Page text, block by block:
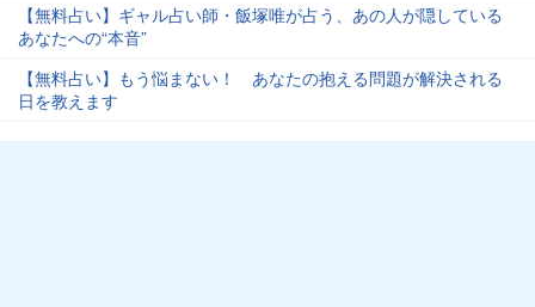
【無料占い】ギャル占い師・飯塚唯が占う、あの人が隠している
あなたへの“本音”
【無料占い】もう悩まない！ あなたの抱える問題が解決される
日を教えます